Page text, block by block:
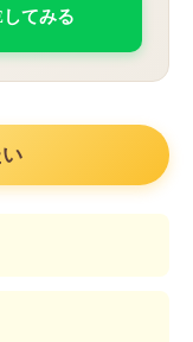
てみる